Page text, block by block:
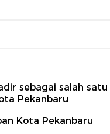
sebagai salah satu
Pekanbaru
Kota Pekanbaru